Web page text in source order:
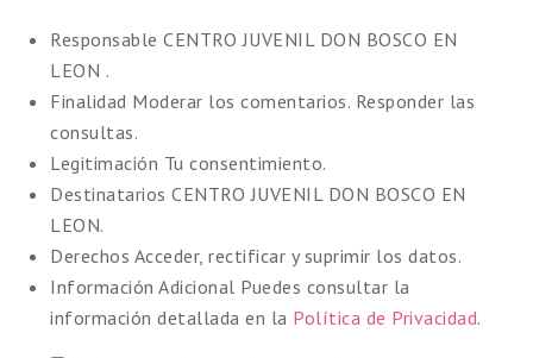
Responsable CENTRO JUVENIL DON BOSCO EN
LEON .
Finalidad Moderar los comentarios. Responder las
consultas.
Legitimación Tu consentimiento.
Destinatarios CENTRO JUVENIL DON BOSCO EN
LEON.
Derechos Acceder, rectificar y suprimir los datos.
Información Adicional Puedes consultar la
información detallada en la Política de Privacidad.